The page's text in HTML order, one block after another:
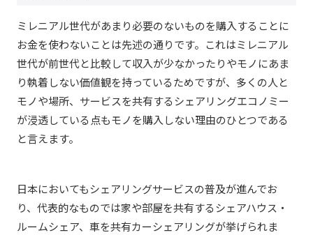
ミレニアル世代があまり必要のないものを購入することに
お金を使わないことは先述の通りです。これはミレニアル
世代が前世代と比較して収入が少なかったりやモノにあま
り執着しない価値観を持っているためですが、多くの人と
モノや場所、サービスを共有するシェアリングエコノミー
が浸透している点もモノを購入しない理由のひとつである
と言えます。
日本においてもシェアリングサービスの普及が進んでお
り、代表的なものでは家や部屋を共有するシェアハウス・
ルームシェア、車を共有カーシェアリングが挙げられま